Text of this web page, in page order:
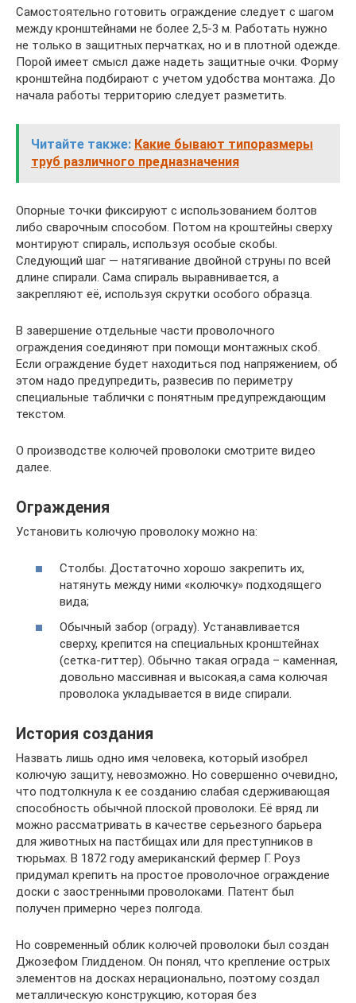
Самостоятельно готовить ограждение следует с шагом
между кронштейнами не более 2,5-3 м. Работать нужно
не только в защитных перчатках, но и в плотной одежде.
Порой имеет смысл даже надеть защитные очки. Форму
кронштейна подбирают с учетом удобства монтажа. До
начала работы территорию следует разметить.
Читайте также: Какие бывают типоразмеры
труб различного предназначения
Опорные точки фиксируют с использованием болтов
либо сварочным способом. Потом на кроштейны сверху
монтируют спираль, используя особые скобы.
Следующий шаг — натягивание двойной струны по всей
длине спирали. Сама спираль выравнивается, а
закрепляют её, используя скрутки особого образца.
В завершение отдельные части проволочного
ограждения соединяют при помощи монтажных скоб.
Если ограждение будет находиться под напряжением, об
этом надо предупредить, развесив по периметру
специальные таблички с понятным предупреждающим
текстом.
О производстве колючей проволоки смотрите видео
далее.
Ограждения
Установить колючую проволоку можно на:
Столбы. Достаточно хорошо закрепить их,
натянуть между ними «колючку» подходящего
вида;
Обычный забор (ограду). Устанавливается
сверху, крепится на специальных кронштейнах
(сетка-гиттер). Обычно такая ограда – каменная,
довольно массивная и высокая,а сама колючая
проволока укладывается в виде спирали.
История создания
Назвать лишь одно имя человека, который изобрел
колючую защиту, невозможно. Но совершенно очевидно,
что подтолкнула к ее созданию слабая сдерживающая
способность обычной плоской проволоки. Её вряд ли
можно рассматривать в качестве серьезного барьера
для животных на пастбищах или для преступников в
тюрьмах. В 1872 году американский фермер Г. Роуз
придумал крепить на простое проволочное ограждение
доски с заостренными проволоками. Патент был
получен примерно через полгода.
Но современный облик колючей проволоки был создан
Джозефом Глидденом. Он понял, что крепление острых
элементов на досках нерационально, поэтому создал
металлическую конструкцию, которая без